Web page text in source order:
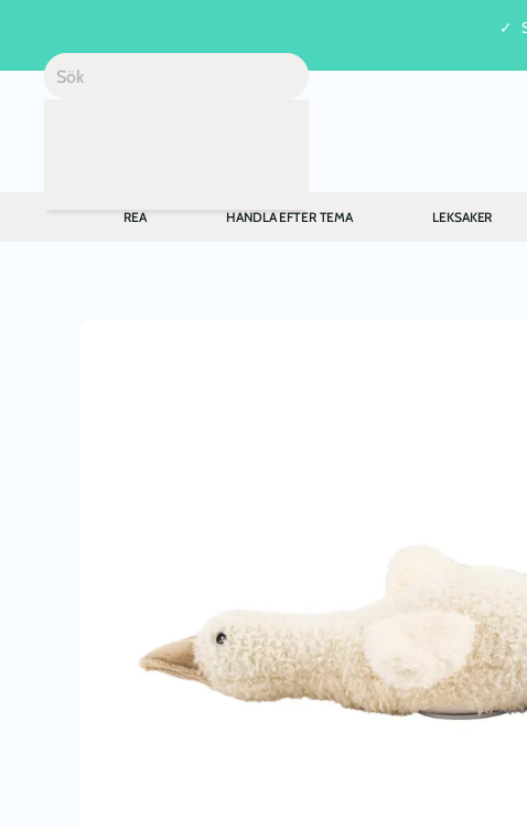
Skip to main content
REA HANDLA EFTER TEMA LEKSAKER